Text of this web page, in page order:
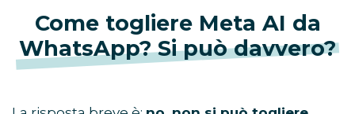
Come togliere Meta AI da
WhatsApp? Si può davvero?